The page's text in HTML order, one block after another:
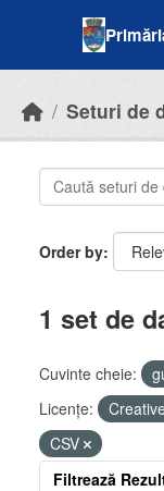
Seturi de
Order by
1 set de
Cuvinte cheie:
Licenţe:
CSV
Filtrează